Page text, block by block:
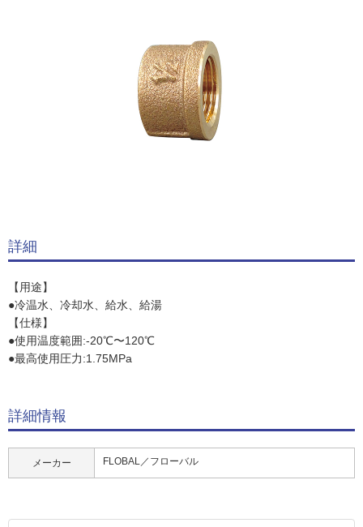
詳細
【用途】
●冷温水、冷却水、給水、給湯
【仕様】
●使用温度範囲:-20℃〜120℃
●最高使用圧力:1.75MPa
詳細情報
メーカー FLOBAL／フローバル